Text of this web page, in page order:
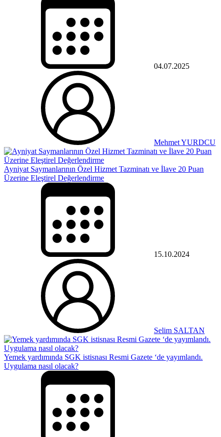
04.07.2025
Mehmet YURDCU
Ayniyat Saymanlarının Özel Hizmet Tazminatı ve İlave 20 Puan
Üzerine Eleştirel Değerlendirme
15.10.2024
Selim SALTAN
Yemek yardımında SGK istisnası Resmi Gazete ‘de yayımlandı.
Uygulama nasıl olacak?